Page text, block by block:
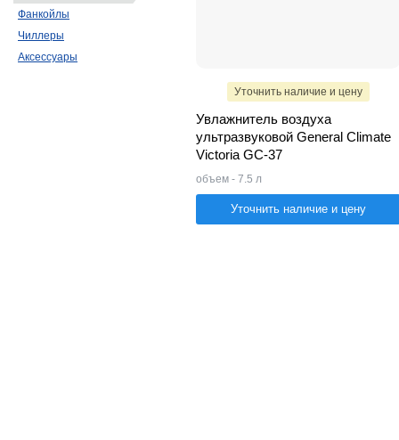
Уточнить наличие и цену
Увлажнитель воздуха
ультразвуковой General Climate
Victoria GC-37
объем - 7.5 л
Уточнить наличие и цену
Фанкойлы
Чиллеры
Аксессуары